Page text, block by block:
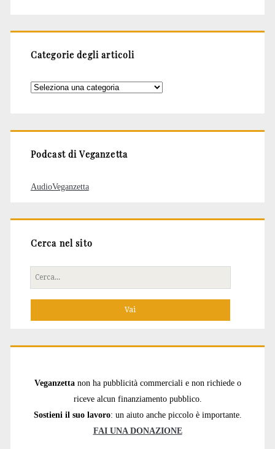
Categorie degli articoli
Categorie
Podcast di Veganzetta
AudioVeganzetta
Cerca nel sito
Cerca
per:
Veganzetta non ha pubblicità commerciali e non richiede o
riceve alcun finanziamento pubblico.
Sostieni il suo lavoro: un aiuto anche piccolo è importante.
FAI UNA DONAZIONE